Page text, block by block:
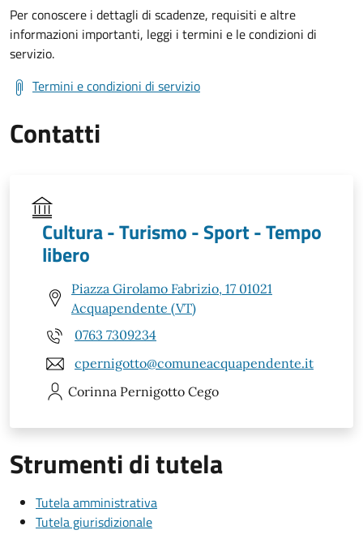
Per conoscere i dettagli di scadenze, requisiti e altre
informazioni importanti, leggi i termini e le condizioni di
servizio.
Termini e condizioni di servizio
Contatti
Cultura - Turismo - Sport - Tempo
libero
Piazza Girolamo Fabrizio, 17 01021
Acquapendente (VT)
0763 7309234
cpernigotto@comuneacquapendente.it
Corinna Pernigotto Cego
Strumenti di tutela
Tutela amministrativa
Tutela giurisdizionale